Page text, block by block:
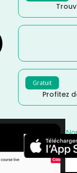
Gratuit
Profitez
×
/Septembre /